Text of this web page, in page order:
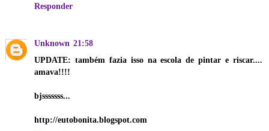
Responder
Unknown 21:58
UPDATE: também fazia isso na escola de pintar e riscar....
amava!!!!
bjsssssss...
http://eutobonita.blogspot.com